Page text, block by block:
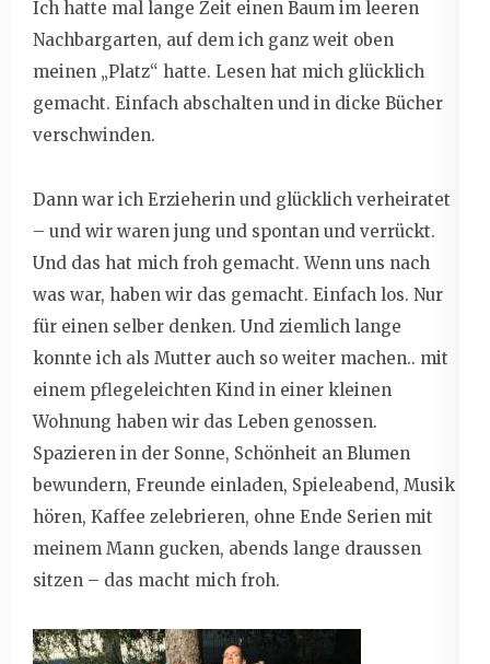
Ich hatte mal lange Zeit einen Baum im leeren
Nachbargarten, auf dem ich ganz weit oben
meinen „Platz“ hatte. Lesen hat mich glücklich
gemacht. Einfach abschalten und in dicke Bücher
verschwinden.
Dann war ich Erzieherin und glücklich verheiratet
– und wir waren jung und spontan und verrückt.
Und das hat mich froh gemacht. Wenn uns nach
was war, haben wir das gemacht. Einfach los. Nur
für einen selber denken. Und ziemlich lange
konnte ich als Mutter auch so weiter machen.. mit
einem pflegeleichten Kind in einer kleinen
Wohnung haben wir das Leben genossen.
Spazieren in der Sonne, Schönheit an Blumen
bewundern, Freunde einladen, Spieleabend, Musik
hören, Kaffee zelebrieren, ohne Ende Serien mit
meinem Mann gucken, abends lange draussen
sitzen – das macht mich froh.